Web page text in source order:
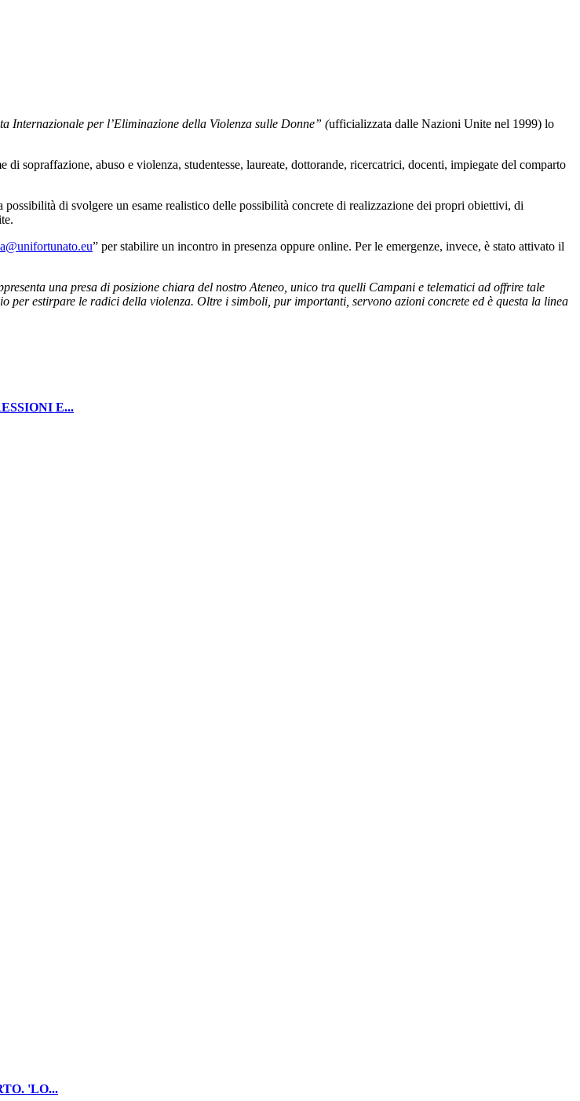
Internazionale per l’Eliminazione della Violenza sulle Donne” (ufficializzata dalle Nazioni Unite nel 1999) lo
sopraffazione, abuso e violenza, studentesse, laureate, dottorande, ricercatrici, docenti, impiegate del comparto
di svolgere un esame realistico delle possibilità concrete di realizzazione dei propri obiettivi, di
” per stabilire un incontro in presenza oppure online. Per le emergenze, invece, è stato attivato il
una presa di posizione chiara del nostro Ateneo, unico tra quelli Campani e telematici ad offrire tale
per estirpare le radici della violenza. Oltre i simboli, pur importanti, servono azioni concrete ed è questa la linea
E...
'LO...